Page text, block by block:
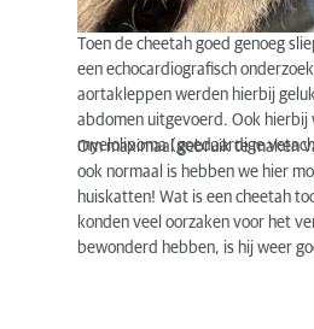
Toen de cheetah goed genoeg
een echocardiografisch
aortakleppen werden hierbij
abdomen uitgevoerd. Ook hierbij
myelolipoma (goedaardige
Om maximaal gebruik te maken
ook normaal is hebben we hier
huiskatten! Wat is een cheetah
konden veel oorzaken voor het
bewonderd hebben, is hij weer